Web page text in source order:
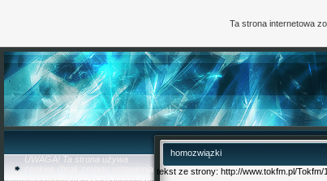
UWAGA! Ta strona używa
cookies (brak zmiany ustawienia
przeglądarki oznacza zgodę na
homozwiązki
tekst ze strony: http://www.tokfm.pl/
Ta strona internetowa